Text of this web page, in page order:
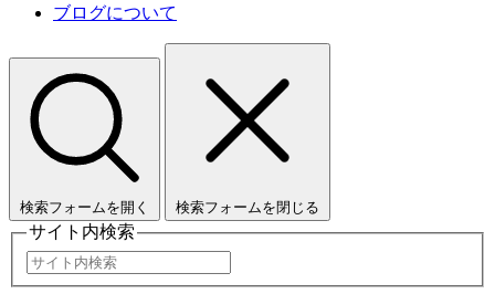
ブログについて
検索フォームを開く 検索フォームを閉じる
サイト内検索